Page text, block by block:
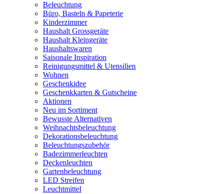
Beleuchtung
Büro, Basteln & Papeterie
Kinderzimmer
Haushalt Grossgeräte
Haushalt Kleingeräte
Haushaltswaren
Saisonale Inspiration
Reinigungsmittel & Utensilien
Wohnen
Geschenkidee
Geschenkkarten & Gutscheine
Aktionen
Neu im Sortiment
Bewusste Alternativen
Weihnachtsbeleuchtung
Dekorationsbeleuchtung
Beleuchtungszubehör
Badezimmerleuchten
Deckenleuchten
Gartenbeleuchtung
LED Streifen
Leuchtmittel